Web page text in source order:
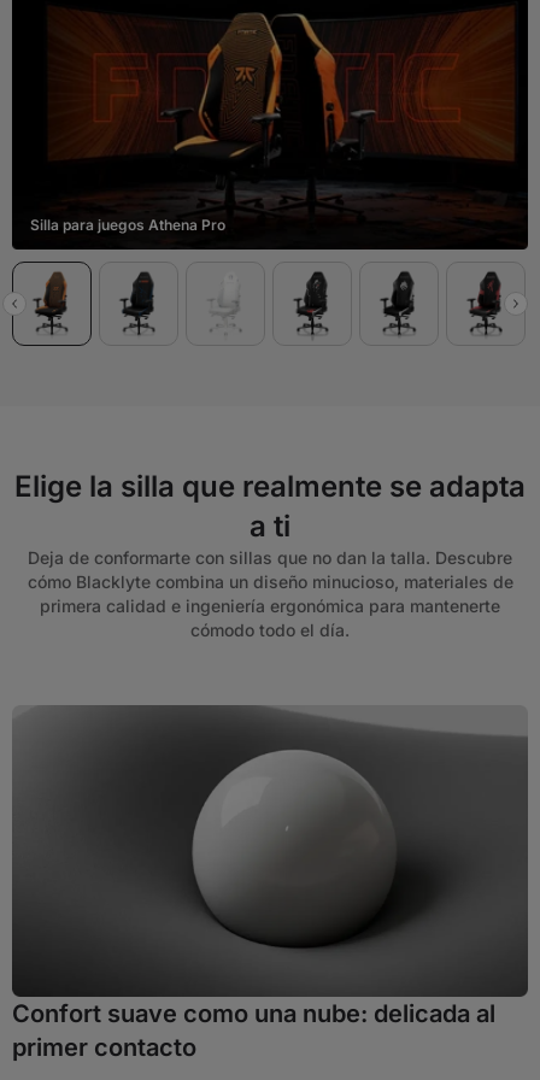
Silla para juegos Athena Pro
Elige la silla que realmente se adapta
a ti
Deja de conformarte con sillas que no dan la talla. Descubre
cómo Blacklyte combina un diseño minucioso, materiales de
primera calidad e ingeniería ergonómica para mantenerte
cómodo todo el día.
Confort suave como una nube: delicada al
primer contacto